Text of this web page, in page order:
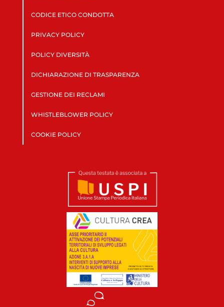
CODICE ETICO CONDOTTA
PRIVACY POLICY
POLICY DIVERSITÀ
DICHIARAZIONE DI TRASPARENZA
GESTIONE DEI RECLAMI
WHISTLEBLOWER POLICY
COOKIE POLICY